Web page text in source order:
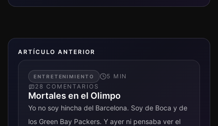
ARTÍCULO ANTERIOR
ENTRETENIMIENTO 5 MIN
28 COMENTARIO S
Mortales en el Olimpo
Yo no soy hincha del Barcelona. Soy de Boca y de
los Green Bay Packers. Y ayer ni pensaba ver el